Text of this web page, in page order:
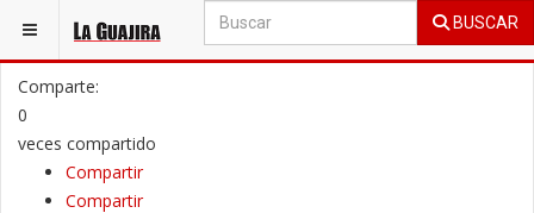
BUSCAR
ESTÁ AQUÍ: OPINIÓN COLUMNAS DE OPINIÓN
Comparte:
0
veces compartido
Compartir
Compartir